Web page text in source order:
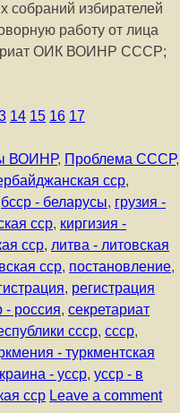
собраний избирателей
работу от лица
ОИК ВОИНР СССР;
14 15 16 17
ВОИНР, Проблема СССР,
сср,
бсср - беларусы, грузия -
сср, киргизия -
сср, литва - литовская
сср, постановление,
, регистрация
- россия, секретариат
ссср, ссср,
- туркментская
- усср, усср - в
сср Leave a comment